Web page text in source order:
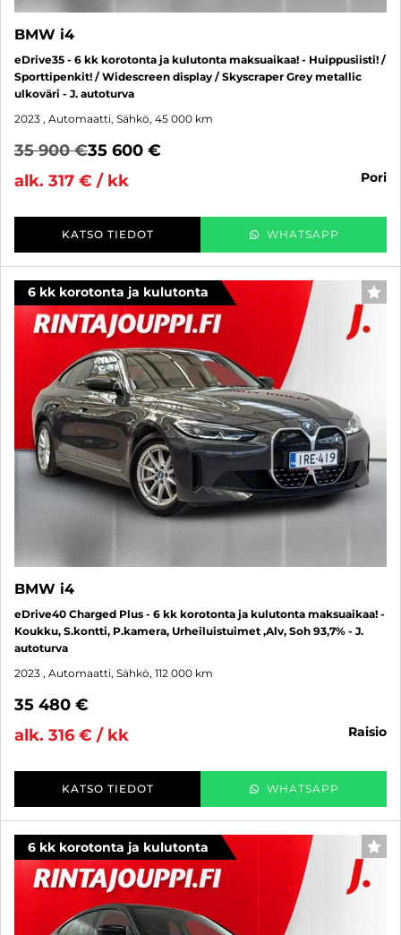
BMW i4
eDrive35 - 6 kk korotonta ja kulutonta maksuaikaa! - Huippusiisti! /
Sporttipenkit! / Widescreen display / Skyscraper Grey metallic
ulkoväri - J. autoturva
2023 , Automaatti, Sähkö, 45 000 km
35 900 €35 600 €
alk. 317 € / kk
pori
KATSO TIEDOT WHATSAPP
6 kk korotonta ja kulutonta
BMW i4
eDrive40 Charged Plus - 6 kk korotonta ja kulutonta maksuaikaa! -
Koukku, S.kontti, P.kamera, Urheiluistuimet ,Alv, Soh 93,7% - J.
autoturva
2023 , Automaatti, Sähkö, 112 000 km
35 480 €
alk. 316 € / kk
raisio
KATSO TIEDOT WHATSAPP
6 kk korotonta ja kulutonta